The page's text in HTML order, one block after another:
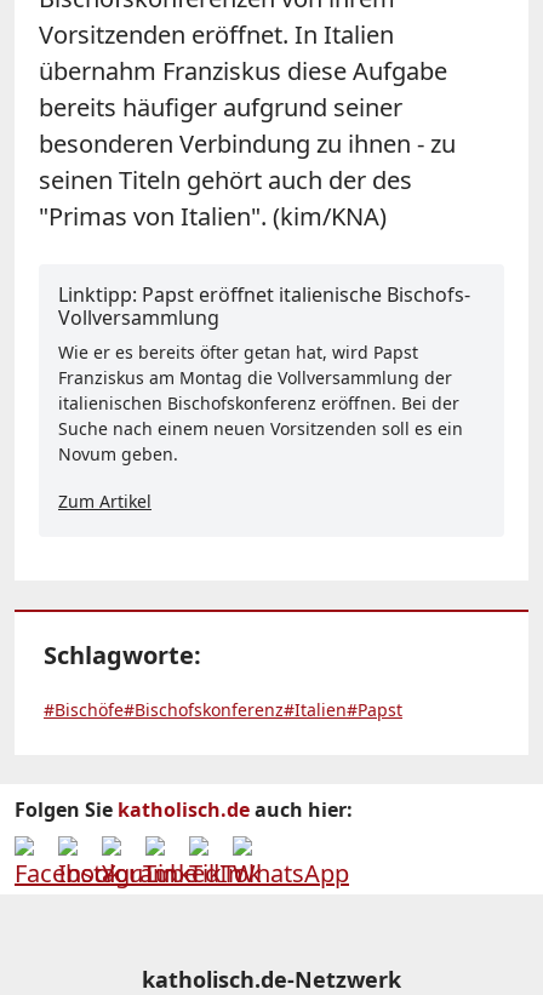
Vorsitzenden eröffnet. In Italien
übernahm Franziskus diese Aufgabe
bereits häufiger aufgrund seiner
besonderen Verbindung zu ihnen - zu
seinen Titeln gehört auch der des
"Primas von Italien". (kim/KNA)
Linktipp: Papst eröffnet italienische Bischofs-
Vollversammlung
Wie er es bereits öfter getan hat, wird Papst
Franziskus am Montag die Vollversammlung der
italienischen Bischofskonferenz eröffnen. Bei der
Suche nach einem neuen Vorsitzenden soll es ein
Novum geben.
Zum Artikel
Schlagworte:
#Bischöfe#Bischofskonferenz#Italien#Papst
Folgen Sie katholisch.deauch hier:
katholisch.de-Netzwerk